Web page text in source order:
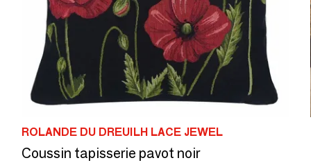
ROLANDE DU DREUILH LACE JEWEL
Coussin tapisserie pavot noir